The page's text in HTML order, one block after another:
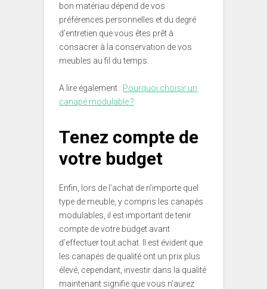
bon matériau dépend de vos
préférences personnelles et du degré
d’entretien que vous êtes prêt à
consacrer à la conservation de vos
meubles au fil du temps.
A lire également : Pourquoi choisir un
canapé modulable ?
Tenez compte de
votre budget
Enfin, lors de l’achat de n’importe quel
type de meuble, y compris les canapés
modulables, il est important de tenir
compte de votre budget avant
d’effectuer tout achat. Il est évident que
les canapés de qualité ont un prix plus
élevé, cependant, investir dans la qualité
maintenant signifie que vous n’aurez